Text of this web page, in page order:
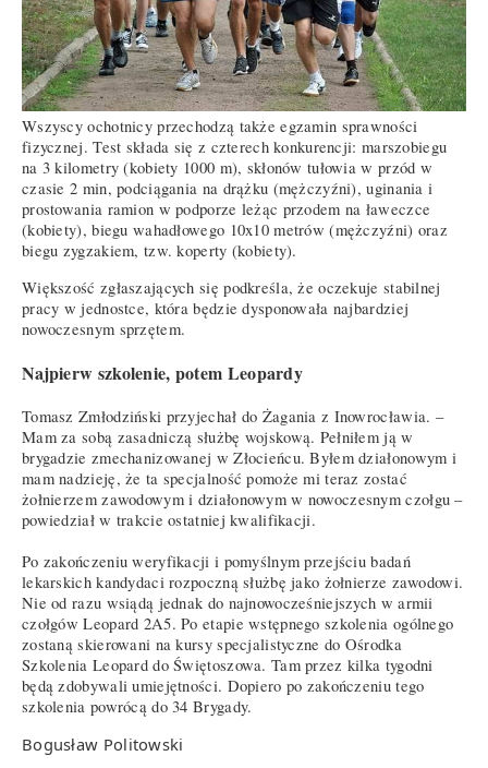
Wszyscy ochotnicy przechodzą także egzamin sprawności
fizycznej. Test składa się z czterech konkurencji: marszobiegu
na 3 kilometry (kobiety 1000 m), skłonów tułowia w przód w
czasie 2 min, podciągania na drążku (mężczyźni), uginania i
prostowania ramion w podporze leżąc przodem na ławeczce
(kobiety), biegu wahadłowego 10x10 metrów (mężczyźni) oraz
biegu zygzakiem, tzw. koperty (kobiety).
Większość zgłaszających się podkreśla, że oczekuje stabilnej
pracy w jednostce, która będzie dysponowała najbardziej
nowoczesnym sprzętem.
Najpierw szkolenie, potem Leopardy
Tomasz Zmłodziński przyjechał do Żagania z Inowrocławia. –
Mam za sobą zasadniczą służbę wojskową. Pełniłem ją w
brygadzie zmechanizowanej w Złocieńcu. Byłem działonowym i
mam nadzieję, że ta specjalność pomoże mi teraz zostać
żołnierzem zawodowym i działonowym w nowoczesnym czołgu –
powiedział w trakcie ostatniej kwalifikacji.
Po zakończeniu weryfikacji i pomyślnym przejściu badań
lekarskich kandydaci rozpoczną służbę jako żołnierze zawodowi.
Nie od razu wsiądą jednak do najnowocześniejszych w armii
czołgów Leopard 2A5. Po etapie wstępnego szkolenia ogólnego
zostaną skierowani na kursy specjalistyczne do Ośrodka
Szkolenia Leopard do Świętoszowa. Tam przez kilka tygodni
będą zdobywali umiejętności. Dopiero po zakończeniu tego
szkolenia powrócą do 34 Brygady.
Bogusław Politowski